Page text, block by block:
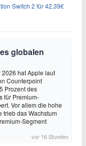
Switch 2 für 42,39€
globalen
hat Apple laut
Counterpoint
Prozent des
für Premium-
Vor allem die hohe
trieb das Wachstum
Segment
vor 16 Stunden